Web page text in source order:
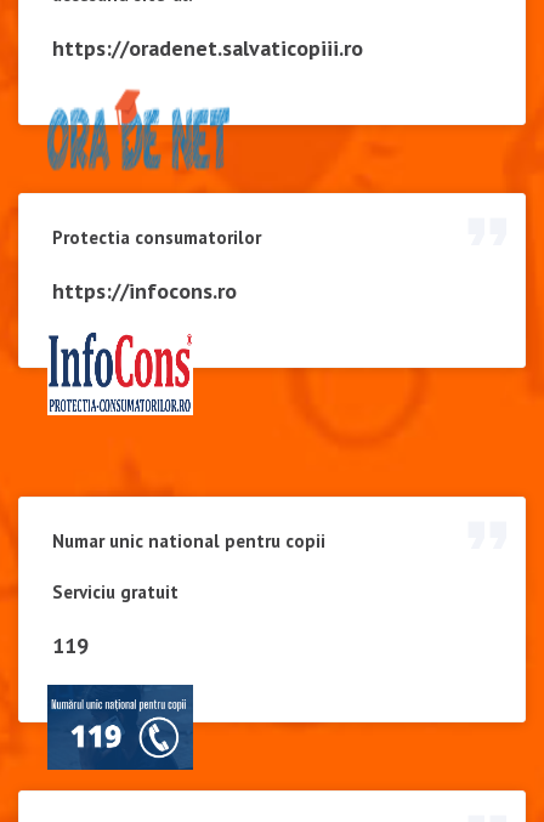
https://oradenet.salvaticopiii.ro
Protectia consumatorilor
https://infocons.ro
Numar unic national pentru copii
Serviciu gratuit
119